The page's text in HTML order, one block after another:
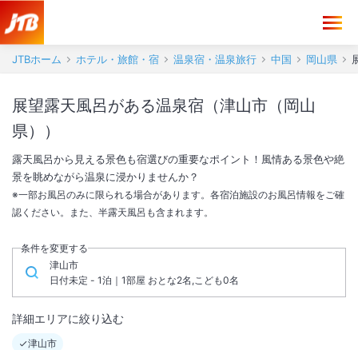
JTBホーム ホテル・旅館・宿 温泉宿・温泉旅行 中国 岡山県
展望露天風呂がある温泉宿（津山市（岡山
県））
露天風呂から見える景色も宿選びの重要なポイント！風情ある景色や絶
景を眺めながら温泉に浸かりませんか？
※一部お風呂のみに限られる場合があります。各宿泊施設のお風呂情報をご確
認ください。また、半露天風呂も含まれます。
条件を変更する
津山市
日付未定 - 1泊｜1部屋 おとな2名,こども0名
詳細エリアに絞り込む
津山市